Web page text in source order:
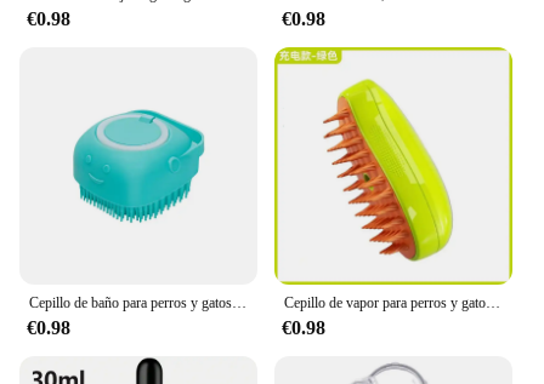
€0.98 €0.98
€0.98
Cepillo de vapor para perros y gatos, pulverizador eléctrico para masaje, herramienta de aseo para mascotas, 3 en 1 espray eléctrico, peines de masaje
€0.98